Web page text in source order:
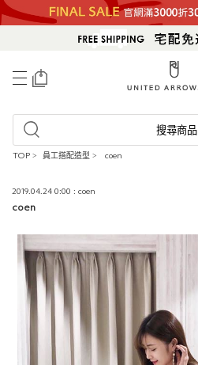
搜尋商品
TOP > 員工搭配造型 > coen
2019.04.24 0:00 : coen
coen